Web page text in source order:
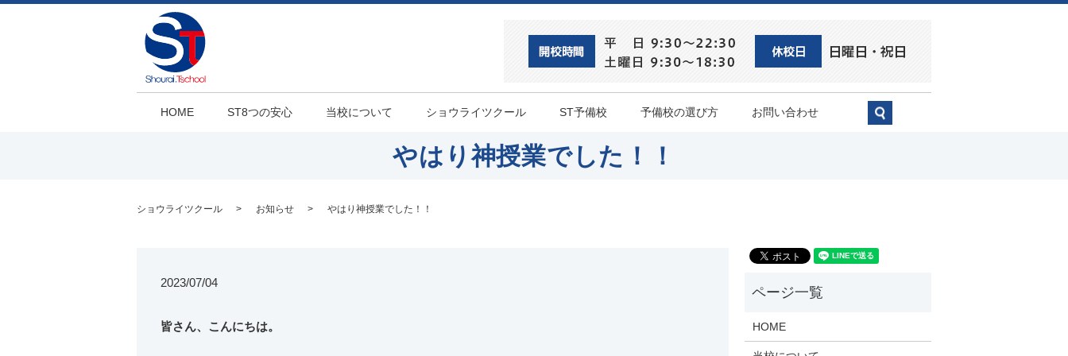
HOME ST8つの安心 当校について ショウライツクール ST予備校 予備校の選び方 お問い合わせ
search
やはり神授業でした！！
ショウライツクール お知らせ やはり神授業でした！！
2023/07/04
皆さん、こんにちは。 HOME